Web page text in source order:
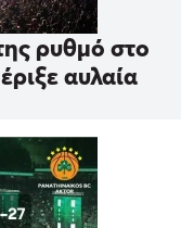
ρυθμό στο
αυλαία